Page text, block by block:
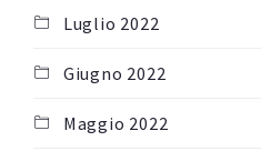
Luglio 2022
Giugno 2022
Maggio 2022